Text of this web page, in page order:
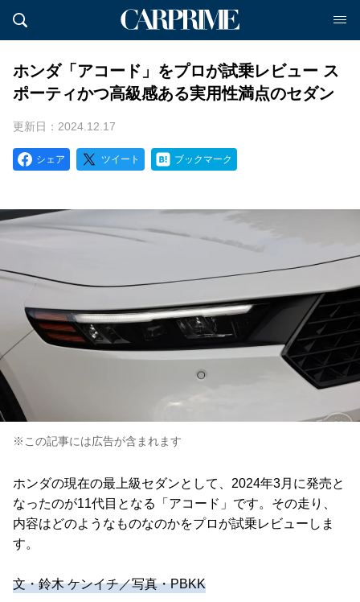
ホンダ「アコード」をプロが試乗レビュー ス
ポーティかつ高級感ある実用性満点のセダン
更新日：2024.12.17
シェア ツイート ブックマーク
※この記事には広告が含まれます
ホンダの現在の最上級セダンとして、2024年3月に発売と
なったのが11代目となる「アコード」です。その走り、
内容はどのようなものなのかをプロが試乗レビューしま
す。
文・鈴木 ケンイチ／写真・PBKK